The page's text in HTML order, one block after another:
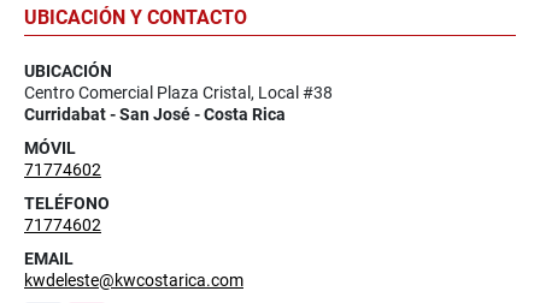
UBICACIÓN Y CONTACTO
UBICACIÓN
Centro Comercial Plaza Cristal, Local #38
Curridabat - San José - Costa Rica
MÓVIL
71774602
TELÉFONO
71774602
EMAIL
kwdeleste@kwcostarica.com